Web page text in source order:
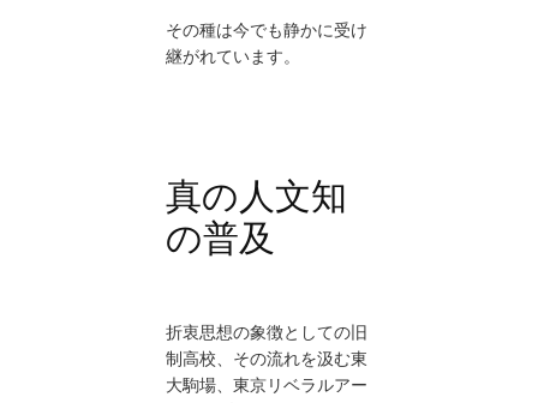
その種は今でも静かに受け
継がれています。
真の人文知
の普及
折衷思想の象徴としての旧
制高校、その流れを汲む東
大駒場、東京リベラルアー